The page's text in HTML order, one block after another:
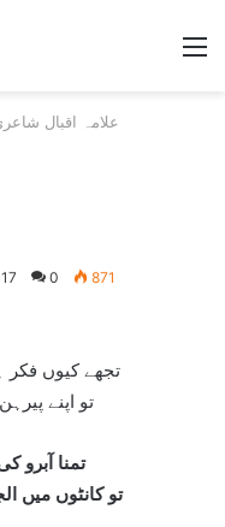
علامہ اقبال
0 871
تجھے کيوں
تو اپنے
تمنا آبرو
تو کانٹوں ميں